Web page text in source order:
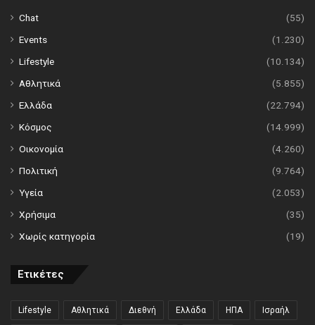
Chat
(55)
Events
(1.230)
Lifestyle
(10.134)
Αθλητικά
(5.855)
Ελλάδα
(22.794)
Κόσμος
(14.999)
Οικονομία
(4.260)
Πολιτική
(9.764)
Υγεία
(2.053)
Χρήσιμα
(35)
Χωρίς κατηγορία
(19)
Ετικέτες
Lifestyle Αθλητικά Διεθνή Ελλάδα ΗΠΑ Ισραήλ